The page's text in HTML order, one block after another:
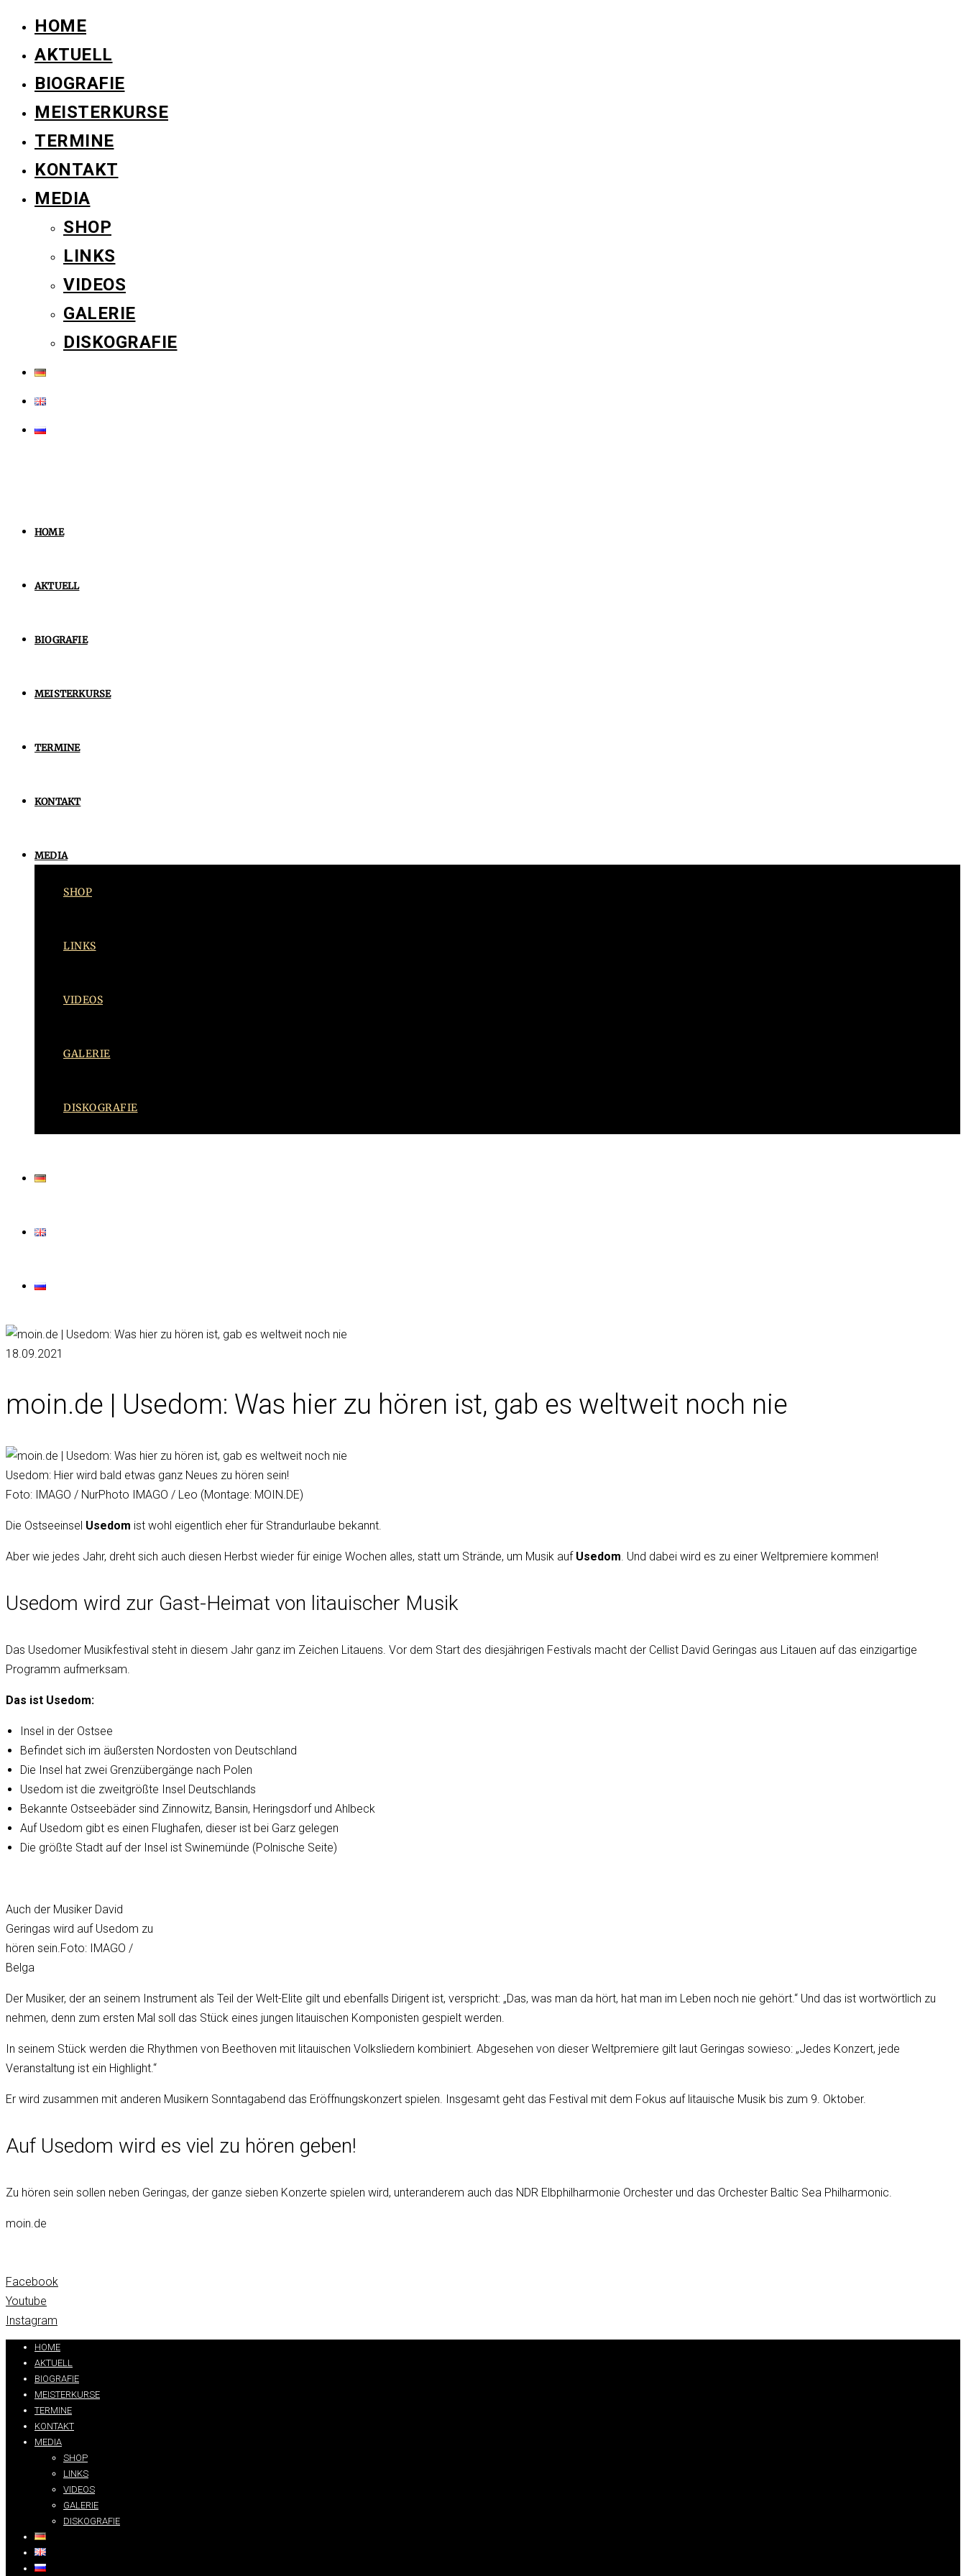
HOME
AKTUELL
BIOGRAFIE
MEISTERKURSE
TERMINE
KONTAKT
MEDIA
SHOP
LINKS
VIDEOS
GALERIE
DISKOGRAFIE
HOME
AKTUELL
BIOGRAFIE
MEISTERKURSE
TERMINE
KONTAKT
MEDIA
SHOP
LINKS
VIDEOS
GALERIE
DISKOGRAFIE
18.09.2021
moin.de | Usedom: Was hier zu hören ist, gab es weltweit noch nie
Usedom: Hier wird bald etwas ganz Neues zu hören sein!
Foto: IMAGO / NurPhoto IMAGO / Leo (Montage: MOIN.DE)
Die Ostseeinsel Usedom ist wohl eigentlich eher für Strandurlaube bekannt.
Aber wie jedes Jahr, dreht sich auch diesen Herbst wieder für einige Wochen alles, statt um Strände, um Musik auf Usedom. Und dabei wird es zu einer Weltpremiere kommen!
Usedom wird zur Gast-Heimat von litauischer Musik
Das Usedomer Musikfestival steht in diesem Jahr ganz im Zeichen Litauens. Vor dem Start des diesjährigen Festivals macht der Cellist David Geringas aus Litauen auf das einzigartige
Programm aufmerksam.
Das ist Usedom:
Insel in der Ostsee
Befindet sich im äußersten Nordosten von Deutschland
Die Insel hat zwei Grenzübergänge nach Polen
Usedom ist die zweitgrößte Insel Deutschlands
Bekannte Ostseebäder sind Zinnowitz, Bansin, Heringsdorf und Ahlbeck
Auf Usedom gibt es einen Flughafen, dieser ist bei Garz gelegen
Die größte Stadt auf der Insel ist Swinemünde (Polnische Seite)
Auch der Musiker David
Geringas wird auf Usedom zu
hören sein.Foto: IMAGO /
Belga
Der Musiker, der an seinem Instrument als Teil der Welt-Elite gilt und ebenfalls Dirigent ist, verspricht: „Das, was man da hört, hat man im Leben noch nie gehört.“ Und das ist wortwörtlich zu
nehmen, denn zum ersten Mal soll das Stück eines jungen litauischen Komponisten gespielt werden.
In seinem Stück werden die Rhythmen von Beethoven mit litauischen Volksliedern kombiniert. Abgesehen von dieser Weltpremiere gilt laut Geringas sowieso: „Jedes Konzert, jede
Veranstaltung ist ein Highlight.“
Er wird zusammen mit anderen Musikern Sonntagabend das Eröffnungskonzert spielen. Insgesamt geht das Festival mit dem Fokus auf litauische Musik bis zum 9. Oktober.
Auf Usedom wird es viel zu hören geben!
Zu hören sein sollen neben Geringas, der ganze sieben Konzerte spielen wird, unteranderem auch das NDR Elbphilharmonie Orchester und das Orchester Baltic Sea Philharmonic.
moin.de
Facebook
Youtube
Instagram
HOME
AKTUELL
BIOGRAFIE
MEISTERKURSE
TERMINE
KONTAKT
MEDIA
SHOP
LINKS
VIDEOS
GALERIE
DISKOGRAFIE